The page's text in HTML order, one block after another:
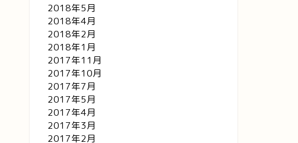
2018年5月
2018年4月
2018年2月
2018年1月
2017年11月
2017年10月
2017年7月
2017年5月
2017年4月
2017年3月
2017年2月